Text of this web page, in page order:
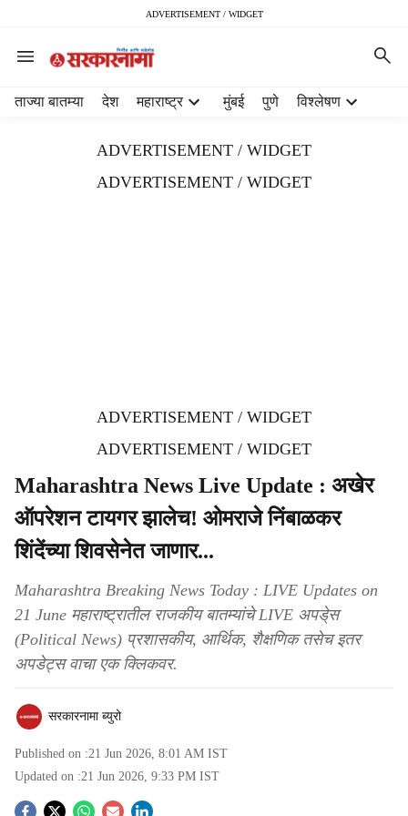
ADVERTISEMENT / WIDGET
ताज्या बातम्या देश महाराष्ट्र मुंबई पुणे विश्लेषण
ADVERTISEMENT / WIDGET
ADVERTISEMENT / WIDGET
ADVERTISEMENT / WIDGET
ADVERTISEMENT / WIDGET
Maharashtra News Live Update : अखेर
ऑपरेशन टायगर झालेच! ओमराजे निंबाळकर
शिंदेंच्या शिवसेनेत जाणार...
Maharashtra Breaking News Today : LIVE Updates on
21 June महाराष्ट्रातील राजकीय बातम्यांचे LIVE अपडे्स
(Political News) प्रशासकीय, आर्थिक, शैक्षणिक तसेच इतर
अपडेट्स वाचा एक क्लिकवर.
सरकारनामा ब्युरो
Published on :21 Jun 2026, 8:01 AM IST
Updated on :21 Jun 2026, 9:33 PM IST